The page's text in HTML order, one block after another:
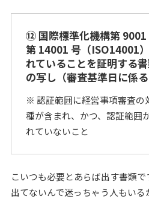
⑫ 国際標準化機構第
第 14001 号（ISO14001
れていることを証明する書
の写し（審査基準日に係る
※ 認証範囲に経営事項審査の
種が含まれ、かつ、認証範囲
れていないこと
こいつも必要とあらば出す書類
出てないんで迷っちゃう人もい